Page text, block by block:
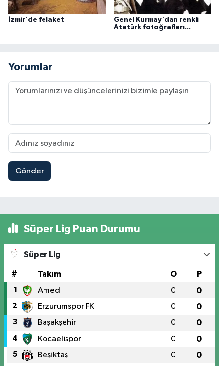
İzmir'de felaket
Genel Kurmay'dan renkli
Atatürk fotoğrafları...
Yorumlar
Gönder
Süper Lig Puan Durumu
Süper Lig
# Takım O P
1 Amed 0 0
2 Erzurumspor FK 0 0
3 Başakşehir 0 0
4 Kocaelispor 0 0
5 Beşiktaş 0 0